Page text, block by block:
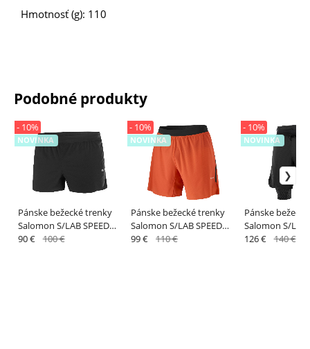
Hmotnosť (g): 110
Podobné produkty
Pánske bežecké trenky
Salomon S/LAB SPEED
SPL SHT 3'' M Deep Black
NOVINKA
- 10%
90 € 100 €
Pánske bežecké trenky
Salomon S/LAB SPEED
SPL 7" SHT M Fiery Red
NOVINKA
- 10%
99 € 110 €
Pánske
Salomon S/LAB
2IN1 SHORT M
NOVINKA
- 10%
126 € 140 €